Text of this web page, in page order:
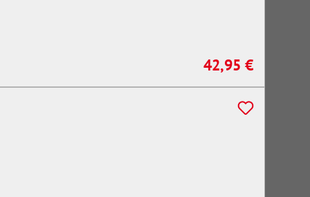
Regulärer Preis:
42,95 €